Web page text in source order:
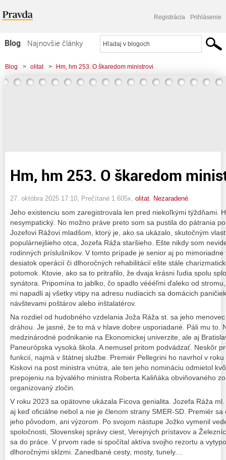
Registrácia Prihlásenie
Blog
Najnovšie články
Najčítanejšie články
Najkomentovanejšie články
Blog > olitat > Hm, hm 253. O škaredom ministrovi
Hm, hm 253. O škaredom
27. októbra 2025 17:10 , Prečítané 1 605x, olitat Nezaradené
Jeho existenciu som zaregistrovala len pred niekoľkými týždňami.
nesympatický. No možno práve preto som sa pustila do pátrania
Jozefovi Rážovi mladšom, ktorý je, ako sa ukázalo, skutočným
populárnejšieho otca, Jozefa Ráža staršieho. Ešte nikdy som
rodinných príslušníkov. V tomto prípade je senior aj po
desiatok operácií či dlhoročných rehabilitácií ešte stále
potomok. Ktovie, ako sa to pritrafilo, že dvaja krásni ľudia spolu
synátora. Pripomína to jablko, čo spadlo véééľmi ďaleko od
mi napadli aj všetky vtipy na adresu nudiacich sa domácich
návštevami poštárov alebo inštalatérov.
Na rozdiel od hudobného vzdelania Joža Ráža st. sa jeho
dráhou. Je jasné, že to má v hlave dobre usporiadané. Páli mu to.
medzinárodné podnikanie na Ekonomickej univerzite, ale aj
Paneurópska vysoká škola. A nemusel pritom podvádzať. Neskôr
funkcií, najmä v štátnej službe. Premiér Pellegrini ho navrhol v
Kiskovi na post ministra vnútra, ale ten jeho nomináciu odmietol
prepojeniu na bývalého ministra Roberta Kaliňáka obviňovaného
organizovaný zločin.
V roku 2023 sa opätovne ukázala Ficova genialita. Jozefa Ráža
aj keď oficiálne nebol a nie je členom strany SMER-SD. Premiér
jeho pôvodom, ani výzorom. Po svojom nástupe Jožko vymenil
spoločnosti, Slovenskej správy ciest, Verejných prístavov a
sa do práce. V prvom rade si spočítal aktíva svojho rezortu a
dlhoročnými sklzmi. Zanedbané cesty, mosty, tunely…